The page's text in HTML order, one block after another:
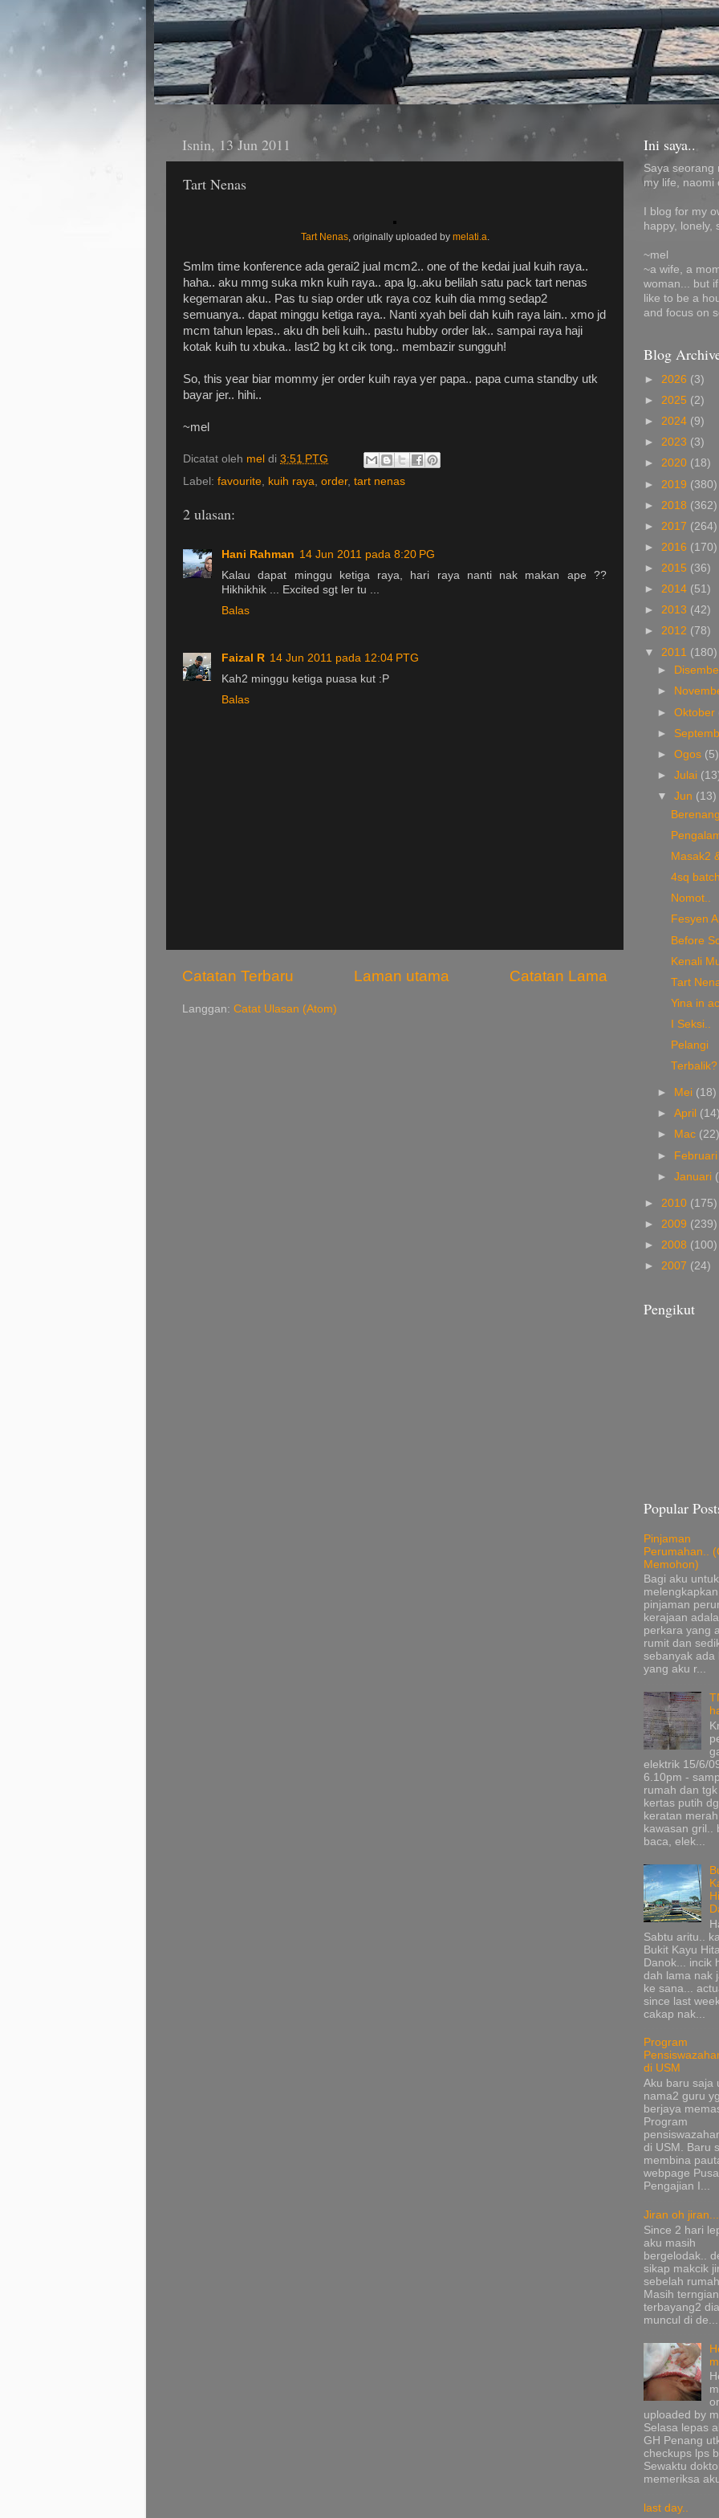
Isnin, 13 Jun 2011
Tart Nenas
Tart Nenas, originally uploaded by melati.a
Smlm time konference ada gerai2 jual mcm2.. one of the kedai jual kuih raya..
haha.. aku mmg suka mkn kuih raya.. apa lg..aku belilah satu pack tart nenas
kegemaran aku.. Pas tu siap order utk raya coz kuih dia mmg sedap2
semuanya.. dapat minggu ketiga raya.. Nanti xyah beli dah kuih raya lain.. xmo jd
mcm tahun lepas.. aku dh beli kuih.. pastu hubby order lak.. sampai raya haji
kotak kuih tu xbuka.. last2 bg kt cik tong.. membazir sungguh!
So, this year biar mommy jer order kuih raya yer papa.. papa cuma standby utk
bayar jer.. hihi..
~mel
Dicatat oleh mel di 3:51 PTG
Label: favourite, kuih raya, order, tart nenas
2 ulasan:
Hani Rahman 14 Jun 2011 pada 8:20 PG
Kalau dapat minggu ketiga raya, hari raya nanti nak makan ape ??
Hikhikhik ... Excited sgt ler tu ...
Balas
Faizal R 14 Jun 2011 pada 12:04 PTG
Kah2 minggu ketiga puasa kut :P
Balas
Catatan Terbaru Catatan Lama
Laman utama
Langgan: Catat Ulasan (Atom)
Ini saya..
Saya seorang
my life, naomi
I blog for my
happy, lonely,
~mel
~a wife, a
woman... but
like to be a
and focus on
Blog
► 2026 (3)
► 2025 (2)
► 2024 (9)
► 2023 (3)
► 2020 (18)
► 2019 (380)
► 2018 (362)
► 2017 (264)
► 2016 (170)
► 2015 (36)
► 2014 (51)
► 2013 (42)
► 2012 (78)
▼ 2011 (180)
►
►
►Oktober
►
►Ogos (5)
►Julai
▼Jun (13)
Masak2
4sq batch
Nomot..
Fesyen
Before
Kenali
Tart
Yina in
I Seksi..
Pelangi
Terbalik?
► Mei (18)
►April (14)
►
Mac (22)
► Februari
►Januari
► 2010 (175)
► 2009 (239)
► 2008 (100)
► 2007 (24)
Pengikut
Popular
Pinjaman
Perumahan..
Memohon)
Bagi aku untuk
pinjaman
kerajaan
perkara yang
rumit dan
sebanyak ada
yang aku r...
elektrik 15/6/
6.10pm -
rumah dan
kertas putih
keratan
kawasan gril..
baca, elek...
Sabtu aritu..
Bukit Kayu
Danok... incik
dah lama nak
ke sana...
since last
cakap nak...
Program
di USM
Aku baru saja
nama2 guru yg
berjaya
Program
di USM. Baru
membina
webpage
Pengajian I...
Jiran oh jiran...
Since 2 hari
aku masih
bergelodak..
sikap makcik
sebelah rumah
Masih
terbayang2 dia
muncul di de...
uploaded by
Selasa lepas
GH Penang
checkups lps
Sewaktu
memeriksa
last day..